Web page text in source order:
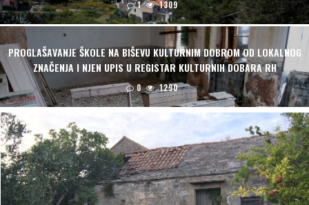
1 1309
PROGLAŠAVANJE ŠKOLE NA BIŠEVU KULTURNIM DOBROM OD LOKALNOG
ZNAČENJA I NJEN UPIS U REGISTAR KULTURNIH DOBARA RH
0 1290